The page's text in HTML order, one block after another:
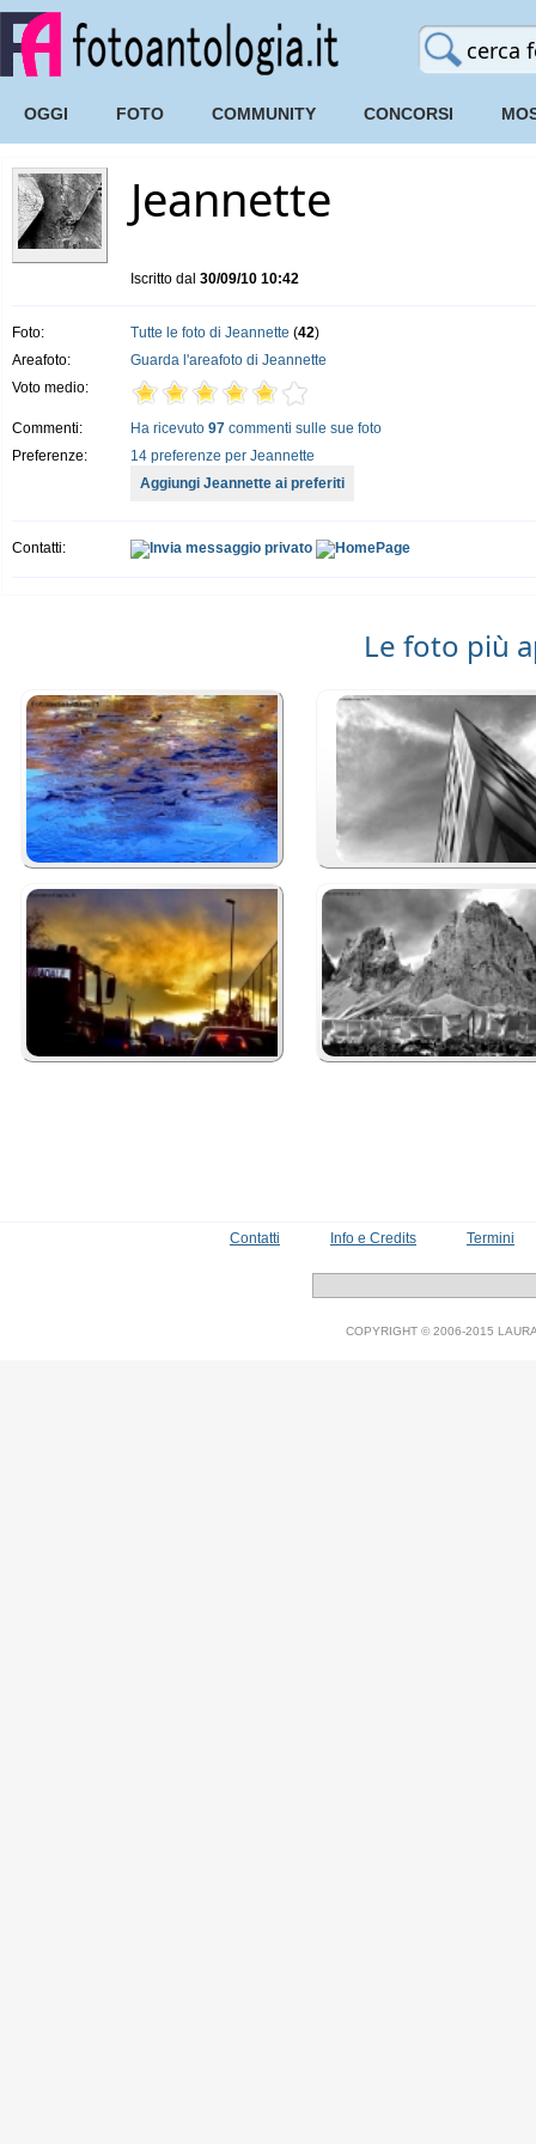
OGGI FOTO COMMUNITY CONCORSI
Jeannette
Iscritto dal 30/09/10 10:42
Foto: Tutte le foto di Jeannette (42)
Areafoto:
Guarda l'areafoto di Jeannette
Voto medio:
Commenti: Ha ricevuto 97 commenti sulle sue foto
Preferenze:
14 preferenze per Jeannette
Aggiungi Jeannette ai preferiti
Contatti:
Le foto più
Contatti Info e Credits Termini
COPYRIGHT © 2006-2015